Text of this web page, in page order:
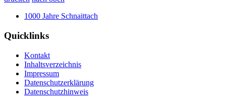
1000 Jahre Schnaittach
Quicklinks
Kontakt
Inhaltsverzeichnis
Impressum
Datenschutzerklärung
Datenschutzhinweis